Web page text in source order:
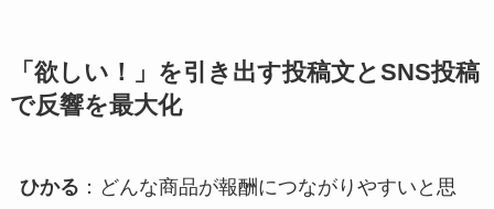
「欲しい！」を引き出す投稿文とSNS投稿
で反響を最大化
ひかる ：どんな商品が報酬につながりやすいと思